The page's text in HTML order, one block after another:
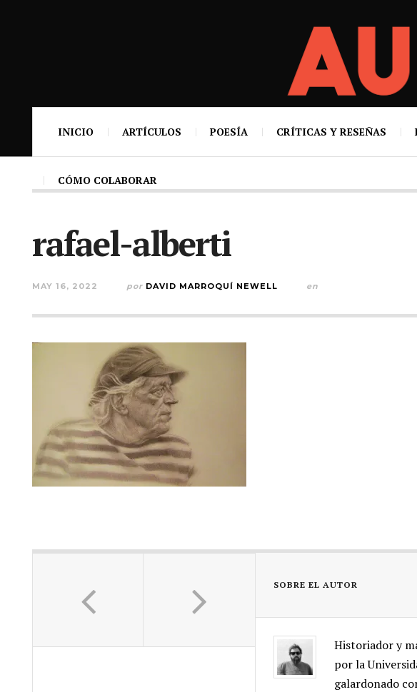
INICIO ARTÍCULOS POESÍA CRÍTICAS Y RESEÑAS
CÓMO COLABORAR
rafael-alberti
MAY 16, 2022 por DAVID MARROQUÍ NEWELL en
SOBRE EL AUTOR
Historiador y
por la
galardonado